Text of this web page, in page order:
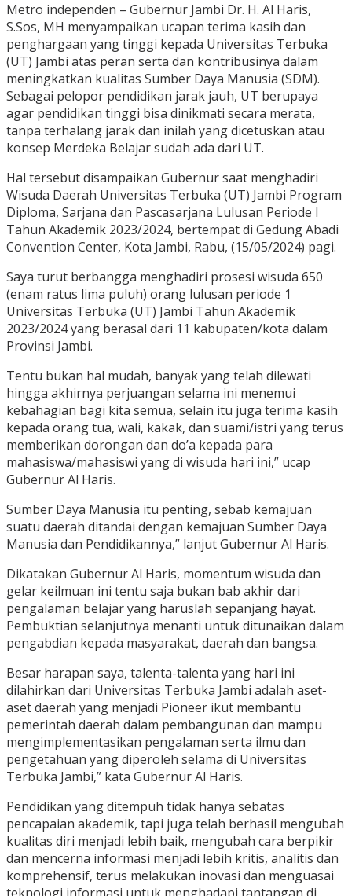
Metro independen – Gubernur Jambi Dr. H. Al Haris,
S.Sos, MH menyampaikan ucapan terima kasih dan
penghargaan yang tinggi kepada Universitas Terbuka
(UT) Jambi atas peran serta dan kontribusinya dalam
meningkatkan kualitas Sumber Daya Manusia (SDM).
Sebagai pelopor pendidikan jarak jauh, UT berupaya
agar pendidikan tinggi bisa dinikmati secara merata,
tanpa terhalang jarak dan inilah yang dicetuskan atau
konsep Merdeka Belajar sudah ada dari UT.
Hal tersebut disampaikan Gubernur saat menghadiri
Wisuda Daerah Universitas Terbuka (UT) Jambi Program
Diploma, Sarjana dan Pascasarjana Lulusan Periode I
Tahun Akademik 2023/2024, bertempat di Gedung Abadi
Convention Center, Kota Jambi, Rabu, (15/05/2024) pagi.
Saya turut berbangga menghadiri prosesi wisuda 650
(enam ratus lima puluh) orang lulusan periode 1
Universitas Terbuka (UT) Jambi Tahun Akademik
2023/2024 yang berasal dari 11 kabupaten/kota dalam
Provinsi Jambi.
Tentu bukan hal mudah, banyak yang telah dilewati
hingga akhirnya perjuangan selama ini menemui
kebahagian bagi kita semua, selain itu juga terima kasih
kepada orang tua, wali, kakak, dan suami/istri yang terus
memberikan dorongan dan do’a kepada para
mahasiswa/mahasiswi yang di wisuda hari ini,” ucap
Gubernur Al Haris.
Sumber Daya Manusia itu penting, sebab kemajuan
suatu daerah ditandai dengan kemajuan Sumber Daya
Manusia dan Pendidikannya,” lanjut Gubernur Al Haris.
Dikatakan Gubernur Al Haris, momentum wisuda dan
gelar keilmuan ini tentu saja bukan bab akhir dari
pengalaman belajar yang haruslah sepanjang hayat.
Pembuktian selanjutnya menanti untuk ditunaikan dalam
pengabdian kepada masyarakat, daerah dan bangsa.
Besar harapan saya, talenta-talenta yang hari ini
dilahirkan dari Universitas Terbuka Jambi adalah aset-
aset daerah yang menjadi Pioneer ikut membantu
pemerintah daerah dalam pembangunan dan mampu
mengimplementasikan pengalaman serta ilmu dan
pengetahuan yang diperoleh selama di Universitas
Terbuka Jambi,” kata Gubernur Al Haris.
Pendidikan yang ditempuh tidak hanya sebatas
pencapaian akademik, tapi juga telah berhasil mengubah
kualitas diri menjadi lebih baik, mengubah cara berpikir
dan mencerna informasi menjadi lebih kritis, analitis dan
komprehensif, terus melakukan inovasi dan menguasai